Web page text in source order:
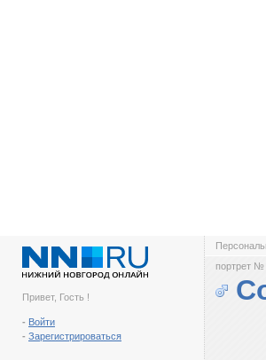
Привет, Гость !
- Войти
- Зарегистрироваться
портрет №